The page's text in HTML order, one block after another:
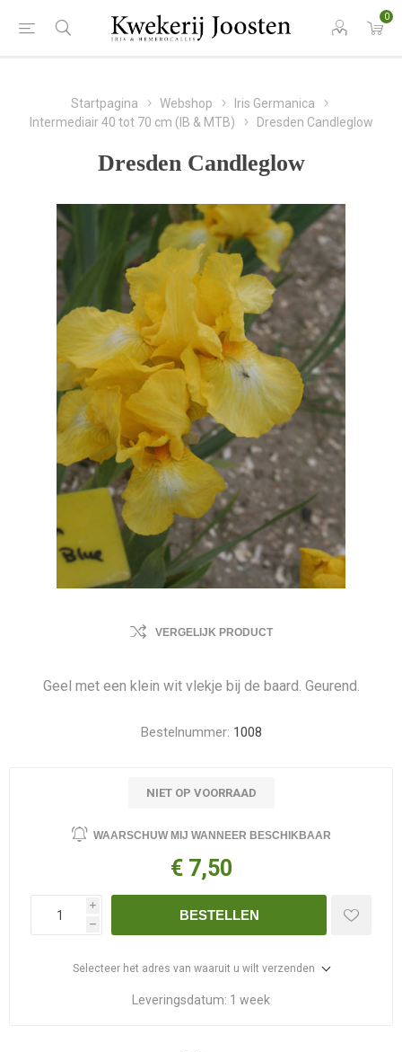
0
Startpagina Webshop
Iris Germanica
Intermediair 40 tot 70 cm (IB & MTB)
Dresden Candleglow
Dresden Candleglow
VERGELIJK PRODUCT
Geel met een klein wit vlekje bij de baard. Geurend.
Bestelnummer: 1008
NIET OP VOORRAAD
WAARSCHUW MIJ WANNEER BESCHIKBAAR
€ 7,50
i
h
BESTELLEN
Selecteer het adres van waaruit u wilt verzenden
Leveringsdatum: 1 week